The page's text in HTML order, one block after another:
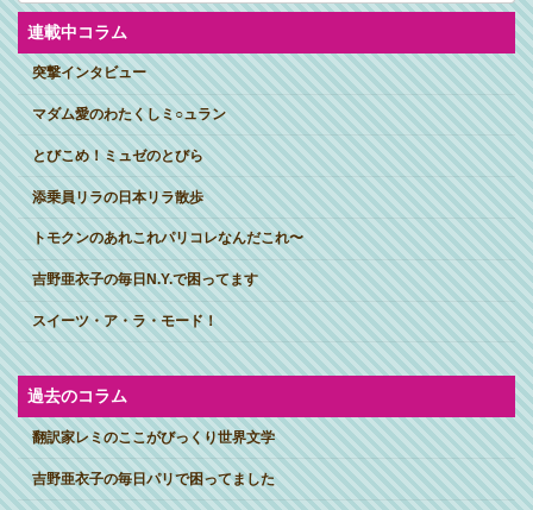
イ
ブ連載中コラム
突撃インタビュー
マダム愛のわたくしミ○ュラン
とびこめ！ミュゼのとびら
添乗員リラの日本リラ散歩
トモクンのあれこれパリコレなんだこれ〜
吉野亜衣子の毎日N.Y.で困ってます
スイーツ・ア・ラ・モード！
過去のコラム
翻訳家レミのここがびっくり世界文学
吉野亜衣子の毎日パリで困ってました